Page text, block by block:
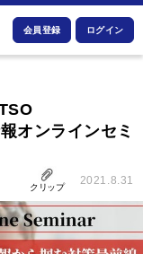
会員登録 ログイン
オンラインセミ
クリップ
2021.8.31